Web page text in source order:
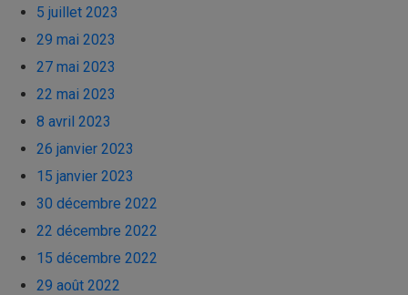
5 juillet 2023
29 mai 2023
27 mai 2023
22 mai 2023
8 avril 2023
26 janvier 2023
15 janvier 2023
30 décembre 2022
22 décembre 2022
15 décembre 2022
29 août 2022